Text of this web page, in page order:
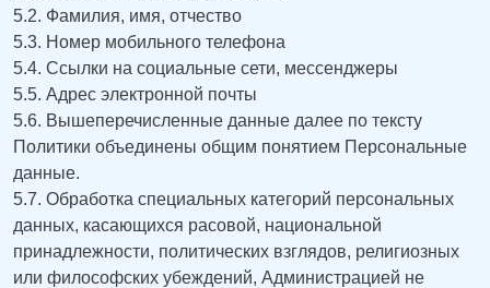
5.2. Фамилия, имя, отчество
5.3. Номер мобильного телефона
5.4. Ссылки на социальные сети, мессенджеры
5.5. Адрес электронной почты
5.6. Вышеперечисленные данные далее по тексту
Политики объединены общим понятием Персональные
данные.
5.7. Обработка специальных категорий персональных
данных, касающихся расовой, национальной
принадлежности, политических взглядов, религиозных
или философских убеждений, Администрацией не